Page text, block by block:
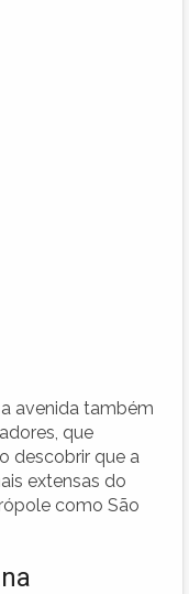
avenida também
que
descobrir que a
extensas do
como São